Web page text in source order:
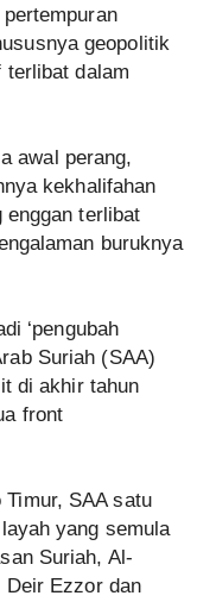
geopolitik
terlibat dalam
awal perang,
kekhalifahan
enggan terlibat
buruknya
‘pengubah
Suriah (SAA)
di akhir tahun
front
Timur, SAA satu
yang semula
Suriah, Al-
Deir Ezzor dan